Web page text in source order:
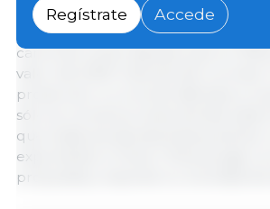
afectado por la PPA, pero si esta
China podría cerrar todas las
carne de cerdo danesa, que en
valor de 6.300 millones de coronas.
protección, si un brote afectara a
sólo se cerraría el área donde está
que todas las demás áreas podrían
exportando a China. China acogió
propuesta y expresó su voluntad de
Regístrate Accede